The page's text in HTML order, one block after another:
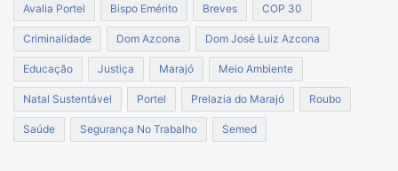
Avalia Portel Bispo Emérito Breves COP 30
Criminalidade Dom Azcona Dom José Luiz Azcona
Educação Justiça Marajó Meio Ambiente
Natal Sustentável Portel Prelazia do Marajó Roubo
Saúde Segurança No Trabalho Semed